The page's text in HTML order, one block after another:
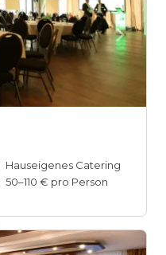
Hauseigenes Catering
50–110 € pro Person